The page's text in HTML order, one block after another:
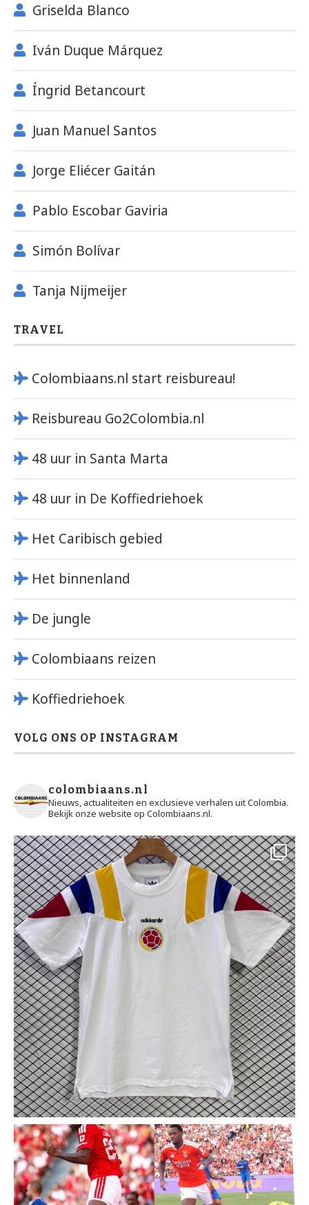
Griselda Blanco
Iván Duque Márquez
Íngrid Betancourt
Juan Manuel Santos
Jorge Eliécer Gaitán
Pablo Escobar Gaviria
Simón Bolívar
Tanja Nijmeijer
TRAVEL
Colombiaans.nl start reisbureau!
Reisbureau Go2Colombia.nl
48 uur in Santa Marta
48 uur in De Koffiedriehoek
Het Caribisch gebied
Het binnenland
De jungle
Colombiaans reizen
Koffiedriehoek
VOLG ONS OP INSTAGRAM
colombiaans.nl
Nieuws, actualiteiten en exclusieve verhalen uit Colombia.
Bekijk onze website op Colombiaans.nl.